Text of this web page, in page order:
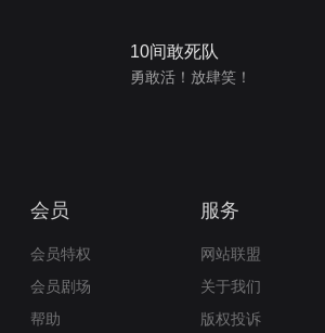
10间敢死队
勇敢活！放肆笑！
会员
会员特权
会员剧场
帮助
服务
网站联盟
关于我们
版权投诉